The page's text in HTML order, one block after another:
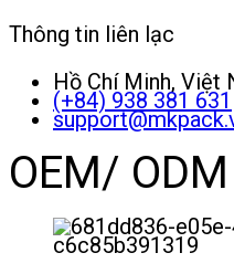
Thông tin liên lạc
Hồ Chí Minh, Việt
(+84) 938 381 631
OEM/ ODM